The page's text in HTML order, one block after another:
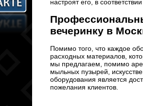
настроят его, в
вечеринку в
Помимо того, что каждое
расходных материалов,
мы предлагаем, помимо
мыльных пузырей,
оборудования является
пожелания клиентов.